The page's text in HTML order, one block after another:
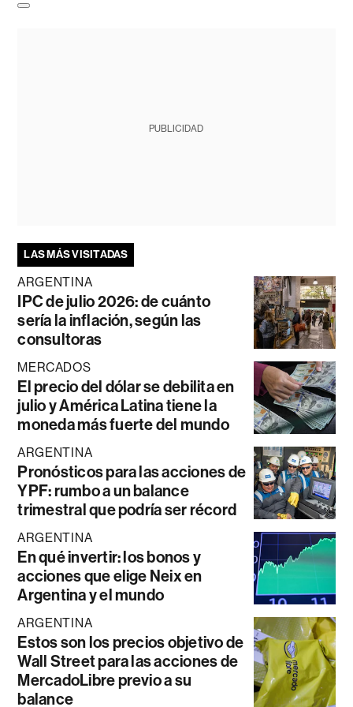
PUBLICIDAD
LAS MÁS VISITADAS
ARGENTINA
IPC de julio 2026: de cuánto
sería la inflación, según las
consultoras
MERCADOS
El precio del dólar se debilita en
julio y América Latina tiene la
moneda más fuerte del mundo
ARGENTINA
Pronósticos para las acciones de
YPF: rumbo a un balance
trimestral que podría ser récord
ARGENTINA
En qué invertir: los bonos y
acciones que elige Neix en
Argentina y el mundo
ARGENTINA
Estos son los precios objetivo de
Wall Street para las acciones de
MercadoLibre previo a su
balance